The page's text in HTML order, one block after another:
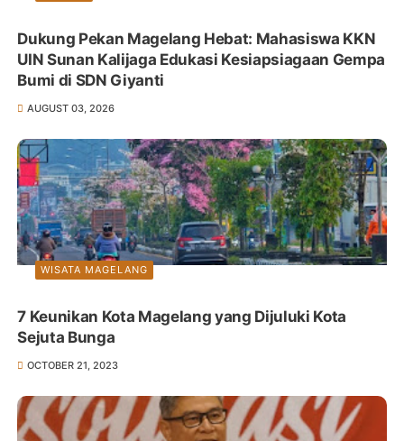
Dukung Pekan Magelang Hebat: Mahasiswa KKN
UIN Sunan Kalijaga Edukasi Kesiapsiagaan Gempa
Bumi di SDN Giyanti
AUGUST 03, 2026
WISATA MAGELANG
7 Keunikan Kota Magelang yang Dijuluki Kota
Sejuta Bunga
OCTOBER 21, 2023